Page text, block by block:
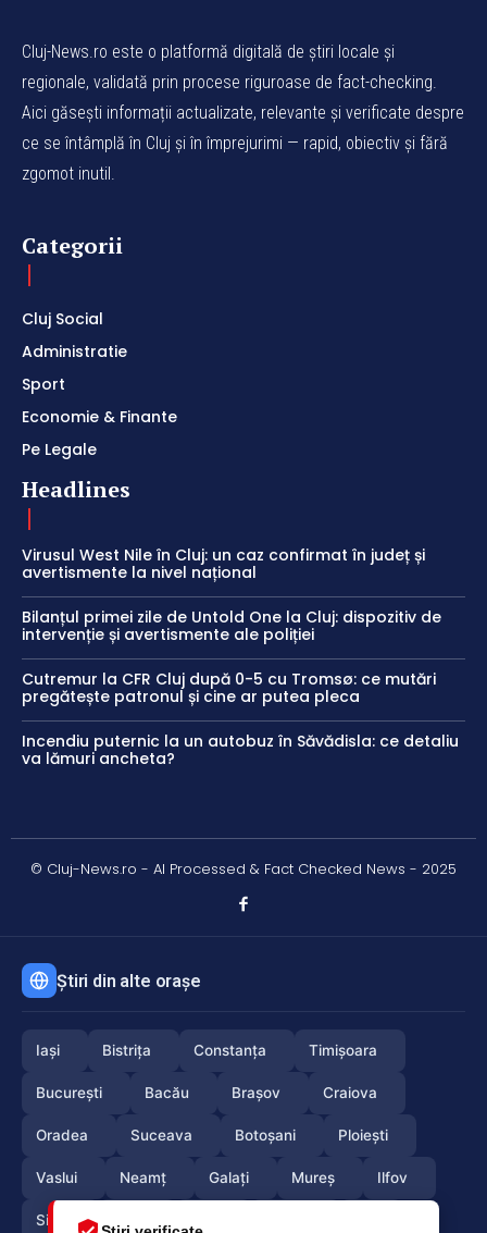
Cluj-News.ro este o platformă digitală de știri locale și
regionale, validată prin procese riguroase de fact-checking.
Aici găsești informații actualizate, relevante și verificate despre
ce se întâmplă în Cluj și în împrejurimi — rapid, obiectiv și fără
zgomot inutil.
Categorii
Cluj Social
Administratie
Sport
Economie & Finante
Pe Legale
Headlines
Virusul West Nile în Cluj: un caz confirmat în județ și
avertismente la nivel național
Bilanțul primei zile de Untold One la Cluj: dispozitiv de
intervenție și avertismente ale poliției
Cutremur la CFR Cluj după 0-5 cu Tromsø: ce mutări
pregătește patronul și cine ar putea pleca
Incendiu puternic la un autobuz în Săvădisla: ce detaliu
va lămuri ancheta?
© Cluj-News.ro - AI Processed & Fact Checked News - 2025
Știri din alte orașe
Iași Bistrița Constanța Timișoara
București Bacău Brașov Craiova
Oradea Suceava Botoșani Ploiești
Vaslui Neamț Galați Mureș Ilfov
Sibiu